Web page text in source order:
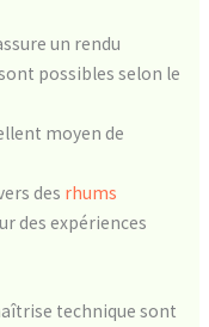
un rendu
possibles selon le
moyen de
des rhums
des expériences
technique sont